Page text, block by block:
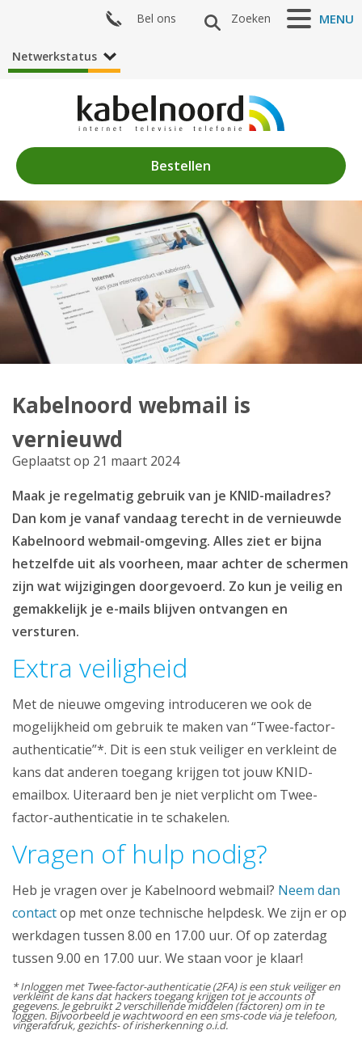
Nieuws
Algemeen
Acties
Zenderaanbod
Mijn Kabelnoord
Zakelijk
Mijn webmail
Bestellen
MENU
Zoeken
Bel ons
Netwerkstatus
Kabelnoord webmail is
vernieuwd
Geplaatst op 21 maart 2024
Maak je regelmatig gebruik van je KNID-mailadres?
Dan kom je vanaf vandaag terecht in de vernieuwde
Kabelnoord webmail-omgeving. Alles ziet er bijna
hetzelfde uit als voorheen, maar achter de schermen
zijn wat wijzigingen doorgevoerd. Zo kun je veilig en
gemakkelijk je e-mails blijven ontvangen en
versturen.
Extra veiligheid
Met de nieuwe omgeving introduceren we ook de
mogelijkheid om gebruik te maken van “Twee-factor-
authenticatie”*. Dit is een stuk veiliger en verkleint de
kans dat anderen toegang krijgen tot jouw KNID-
emailbox. Uiteraard ben je niet verplicht om Twee-
factor-authenticatie in te schakelen.
Vragen of hulp nodig?
Heb je vragen over je Kabelnoord webmail? Neem dan
contactop met onze technische helpdesk. We zijn er op
werkdagen tussen 8.00 en 17.00 uur. Of op zaterdag
tussen 9.00 en 17.00 uur. We staan voor je klaar!
* Inloggen met Twee-factor-authenticatie (2FA) is een stuk veiliger en
verkleint de kans dat hackers toegang krijgen tot je accounts of
gegevens. Je gebruikt 2 verschillende middelen (factoren) om in te
loggen. Bijvoorbeeld je wachtwoord en een sms-code via je telefoon,
vingerafdruk, gezichts- of irisherkenning o.i.d.